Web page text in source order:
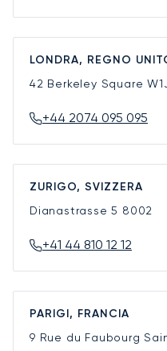
LONDRA, REGNO
42 Berkeley Square
+44 2074 095 095
ZURIGO, SVIZZERA
Dianastrasse 5 8002
+41 44 810 12 12
PARIGI, FRANCIA
9 Rue du Faubourg